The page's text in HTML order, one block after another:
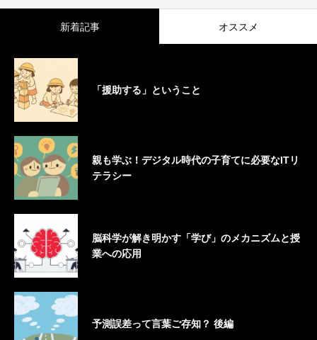
新着記事 オススメ
「援助する」ということ
親も学ぶ！デジタル時代の子育てに必要なITリ
テラシー
脳科学が解き明かす「学び」のメカニズムと授
業への応用
予測誤差って言葉ご存知？ 後編